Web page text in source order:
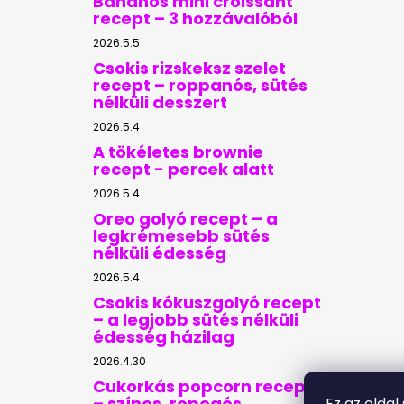
recept – 3 hozzávalóból
2026.5.5
Csokis rizskeksz szelet
recept – roppanós, sütés
nélküli desszert
2026.5.4
A tökéletes brownie
recept - percek alatt
2026.5.4
Oreo golyó recept – a
legkrémesebb sütés
nélküli édesség
2026.5.4
Csokis kókuszgolyó recept
– a legjobb sütés nélküli
édesség házilag
2026.4.30
Cukorkás popcorn recept